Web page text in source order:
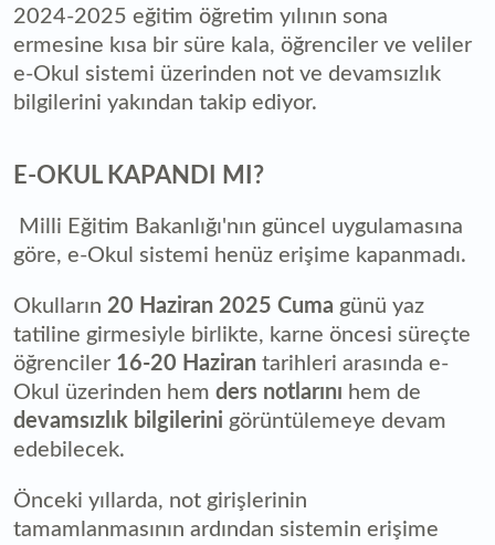
2024-2025 eğitim öğretim yılının sona
ermesine kısa bir süre kala, öğrenciler ve veliler
e-Okul sistemi üzerinden not ve devamsızlık
bilgilerini yakından takip ediyor.
E-OKUL KAPANDI MI?
Milli Eğitim Bakanlığı'nın güncel uygulamasına
göre, e-Okul sistemi henüz erişime kapanmadı.
Okulların 20 Haziran 2025 Cuma günü yaz
tatiline girmesiyle birlikte, karne öncesi süreçte
öğrenciler 16-20 Haziran tarihleri arasında e-
Okul üzerinden hem ders notlarını hem de
devamsızlık bilgilerini görüntülemeye devam
edebilecek.
Önceki yıllarda, not girişlerinin
tamamlanmasının ardından sistemin erişime